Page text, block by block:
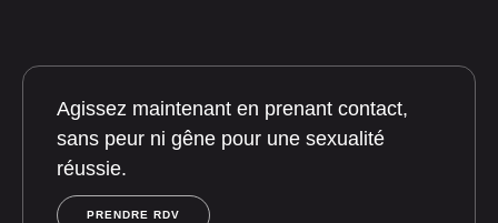
Agissez maintenant en prenant contact,
sans peur ni gêne pour une sexualité
réussie.
PRENDRE RDV